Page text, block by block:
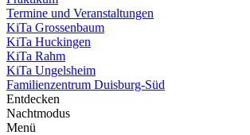
Termine und Veranstaltungen
KiTa Grossenbaum
KiTa Huckingen
KiTa Rahm
KiTa Ungelsheim
Familienzentrum Duisburg-Süd
Entdecken
Nachtmodus
Menü